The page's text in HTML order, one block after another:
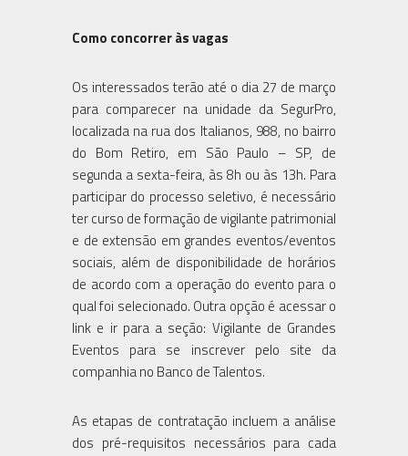
Como concorrer às vagas
Os interessados terão até o dia 27 de março
para comparecer na unidade da SegurPro,
localizada na rua dos Italianos, 988, no bairro
do Bom Retiro, em São Paulo – SP, de
segunda a sexta-feira, às 8h ou às 13h. Para
participar do processo seletivo, é necessário
ter curso de formação de vigilante patrimonial
e de extensão em grandes eventos/eventos
sociais, além de disponibilidade de horários
de acordo com a operação do evento para o
qual foi selecionado. Outra opção é acessar o
link e ir para a seção: Vigilante de Grandes
Eventos para se inscrever pelo site da
companhia no Banco de Talentos.
As etapas de contratação incluem a análise
dos pré-requisitos necessários para cada